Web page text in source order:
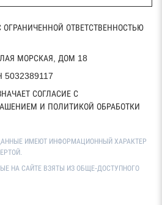
ОТВЕТСТВЕННОСТЬЮ
МОРСКАЯ, ДОМ 18
5032389117
СОГЛАСИЕ С
И ПОЛИТИКОЙ ОБРАБОТКИ
ИМЕЮТ ИНФОРМАЦИОННЫЙ ХАРАКТЕР
НА САЙТЕ ВЗЯТЫ ИЗ ОБЩЕ-ДОСТУПНОГО